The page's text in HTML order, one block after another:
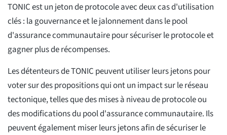
TONIC est un jeton de protocole avec deux cas d'utilisation
clés : la gouvernance et le jalonnement dans le pool
d'assurance communautaire pour sécuriser le protocole et
gagner plus de récompenses.
Les détenteurs de TONIC peuvent utiliser leurs jetons pour
voter sur des propositions qui ont un impact sur le réseau
tectonique, telles que des mises à niveau de protocole ou
des modifications du pool d'assurance communautaire. Ils
peuvent également miser leurs jetons afin de sécuriser le